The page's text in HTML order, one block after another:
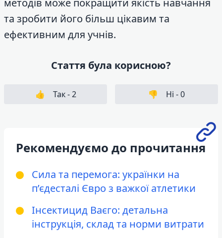
та зробити його більш цікавим та
ефективним для учнів.
Стаття була корисною?
👍 Так -2 👎 Ні -0
Рекомендуємо до прочитання
Сила та перемога: українки на
п’єдесталі Євро з важкої атлетики
Інсектицид Ваєго: детальна
інструкція, склад та норми витрати